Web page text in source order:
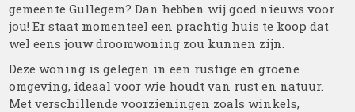
gemeente Gullegem? Dan hebben wij goed nieuws voor
jou! Er staat momenteel een prachtig huis te koop dat
wel eens jouw droomwoning zou kunnen zijn.
Deze woning is gelegen in een rustige en groene
omgeving, ideaal voor wie houdt van rust en natuur.
Met verschillende voorzieningen zoals winkels,